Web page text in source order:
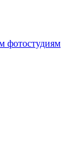
фотостудиям